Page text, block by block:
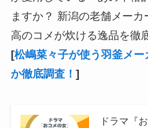
ますか？ 新潟の老舗メー
高のコメが炊ける逸品を徹
[松嶋菜々子が使う羽釜メ
か徹底調査！ ]
ドラマ『